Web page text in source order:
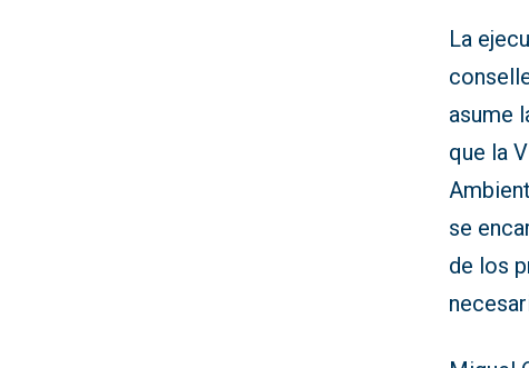
La
asume
que la
se
de los